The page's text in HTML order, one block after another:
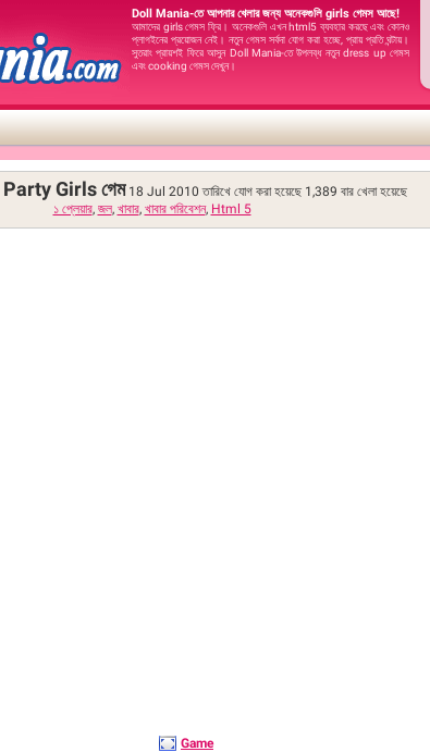
Doll Mania-তে আপনার খেলার জন্য অনেকগুলি girls গেমস আছে!
আমাদের girls গেমস ফ্রি। অনেকগুলি এখন html5 ব্যবহার করছে এবং কোনও
প্লাগইনের প্রয়োজন নেই। নতুন গেমস সর্বদা যোগ করা হচ্ছে, প্রায় প্রতি ঘন্টায়।
সুতরাং প্রায়শই ফিরে আসুন Doll Mania-তে উপলব্ধ নতুন dress up গেমস
এবং cooking গেমস দেখুন।
Girls গেম 18 Jul 2010 তারিখে যোগ করা হয়েছে 1,389 বার খেলা হয়েছে
১ প্লেয়ার, জল, খাবার, খাবার পরিবেশন, Html 5
Game